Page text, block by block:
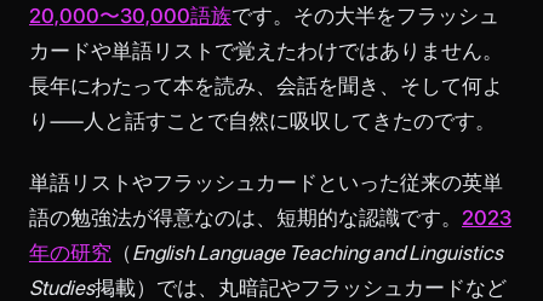
20,000〜30,000語族です。その大半をフラッシュ
カードや単語リストで覚えたわけではありません。
長年にわたって本を読み、会話を聞き、そして何よ
り——人と話すことで自然に吸収してきたのです。
単語リストやフラッシュカードといった従来の英単
語の勉強法が得意なのは、短期的な認識です。 2023
年の研究 （English Language Teaching and Linguistics
Studies掲載）では、丸暗記やフラッシュカードなど